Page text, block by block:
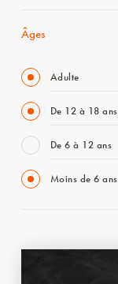
Âges
Adulte
De 12 à 18 ans
De 6 à 12 ans
Moins de 6 ans